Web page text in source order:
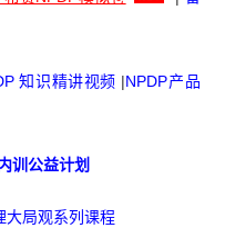
知识精讲视频 |NPDP产品
训公益计划
大局观系列课程